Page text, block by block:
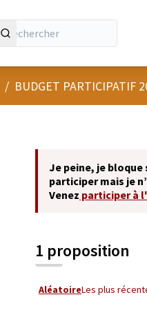
/ BUDGET PARTICIPATIF
Je peine, je bloque
participer mais je
Venez participer à
1 proposition
AléatoireLes plus